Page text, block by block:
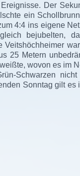
Der
ein
4:4 ins eigene
bejubelten,
Veitshöchheimer
25 Metern
wovon es im
Schwarzen
Sonntag gilt